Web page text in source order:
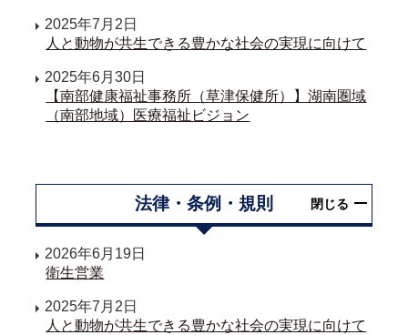
2025年7月2日
人と動物が共生できる豊かな社会の実現に向けて
2025年6月30日
【南部健康福祉事務所（草津保健所）】湖南圏域
（南部地域）医療福祉ビジョン
法律・条例・規則 閉じる
2026年6月19日
衛生営業
2025年7月2日
人と動物が共生できる豊かな社会の実現に向けて